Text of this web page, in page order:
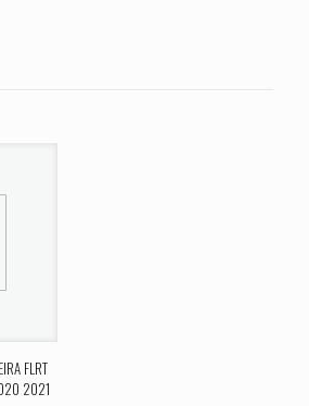
2009 2010 2011 2012”
com
5
FLRT
2021